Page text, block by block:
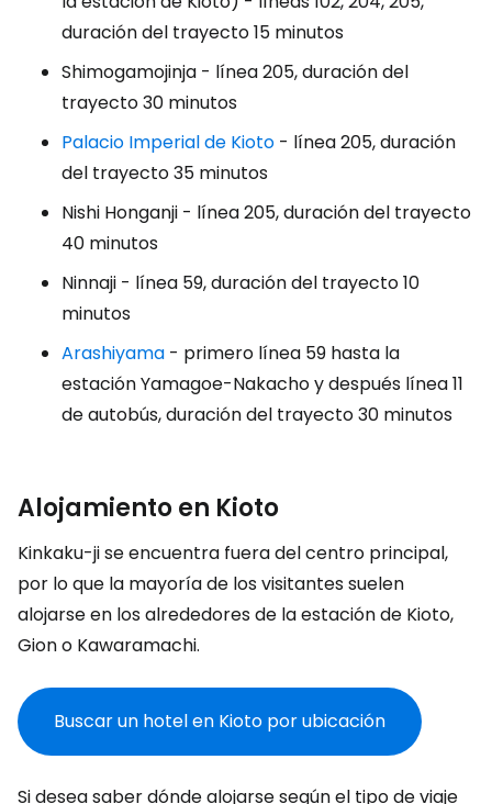
duración del trayecto 15 minutos
Shimogamojinja - línea 205, duración del
trayecto 30 minutos
Palacio Imperial de Kioto - línea 205, duración
del trayecto 35 minutos
Nishi Honganji - línea 205, duración del trayecto
40 minutos
Ninnaji - línea 59, duración del trayecto 10
minutos
Arashiyama - primero línea 59 hasta la
estación Yamagoe-Nakacho y después línea 11
de autobús, duración del trayecto 30 minutos
Alojamiento en Kioto
Kinkaku-ji se encuentra fuera del centro principal,
por lo que la mayoría de los visitantes suelen
alojarse en los alrededores de la estación de Kioto,
Gion o Kawaramachi.
Buscar un hotel en Kioto por ubicación
Si desea saber dónde alojarse según el tipo de viaje